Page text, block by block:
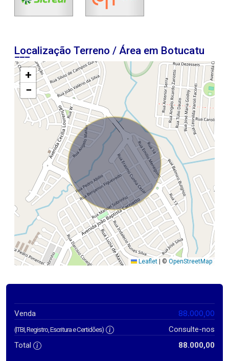
Localização Terreno / Área em Botucatu
+
−
Leaflet © OpenStreetMap
Venda 88.000,00
(ITBI, Registro, Escritura e Certidões)
Consulte-nos
Total
88.000,00